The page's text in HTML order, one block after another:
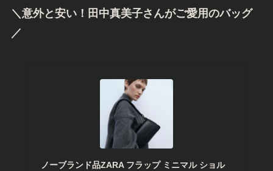
＼意外と安い！ 田中真美子さんがご愛用のバッグ
／
ノーブランド品ZARA フラップ ミニマル ショル